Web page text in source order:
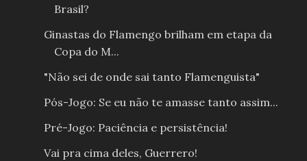
Brasil?
Ginastas do Flamengo brilham em etapa da
Copa do M...
"Não sei de onde sai tanto Flamenguista"
Pós-Jogo: Se eu não te amasse tanto assim...
Pré-Jogo: Paciência e persistência!
Vai pra cima deles, Guerrero!